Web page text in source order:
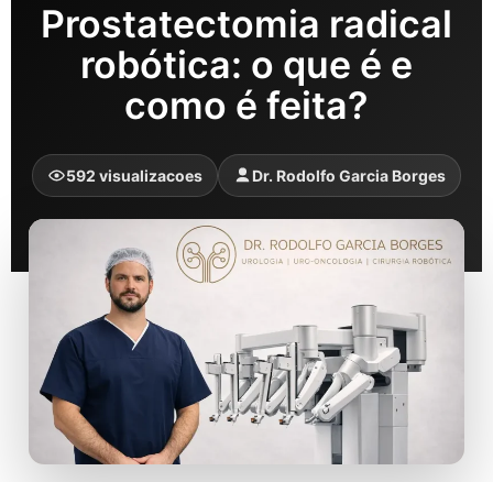
Prostatectomia radical
robótica: o que é e
como é feita?
592 visualizacoes Dr. Rodolfo Garcia Borges